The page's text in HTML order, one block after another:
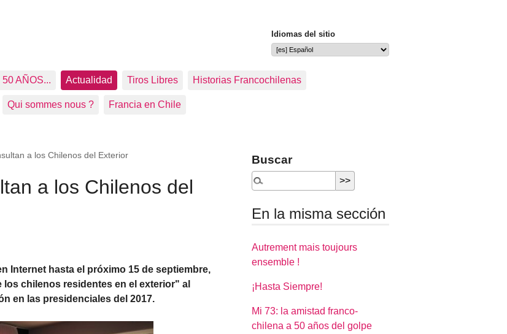
Idiomas del sitio
50 AÑOS... Actualidad Tiros Libres Historias Francochilenas
Qui sommes nous ? Francia en Chile
a los Chilenos del Exterior
a los Chilenos del
Internet hasta el próximo 15 de septiembre,
chilenos residentes en el exterior" al
en las presidenciales del 2017.
Buscar
En la misma sección
Autrement mais toujours
ensemble !
¡Hasta Siempre!
Mi 73: la amistad franco-
chilena a 50 años del golpe